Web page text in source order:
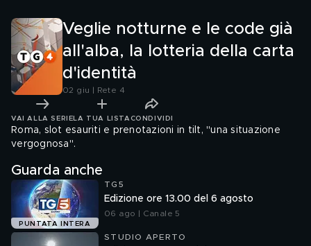
Veglie notturne e le code già
all'alba, la lotteria della carta
d'identità
02 giu | Rete 4
VAI ALLA SERIE LA TUA LISTA CONDIVIDI
Roma, slot esauriti e prenotazioni in tilt, "una situazione
vergognosa".
Guarda anche
PUNTATA INTERA
TG5
Edizione ore 13.00 del 6 agosto
06 ago | Canale 5
STUDIO APERTO